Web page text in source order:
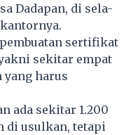
Dadapan, di sela-
sertifikat
sekitar empat
yang harus
ada sekitar 1.200
di usulkan, tetapi